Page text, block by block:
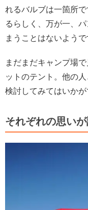
れるバルブは一箇所
るらしく、万が一、
まうことはないようで
まだまだキャンプ場
ットのテント。他の
検討してみてはいか
それぞれの思い